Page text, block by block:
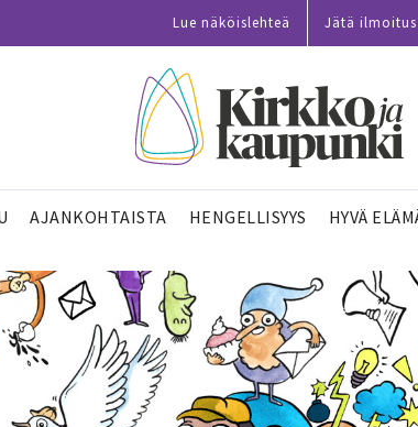
Lue näköislehteä Jätä ilmoitus
AJANKOHTAISTA HENGELLISYYS HYVÄ